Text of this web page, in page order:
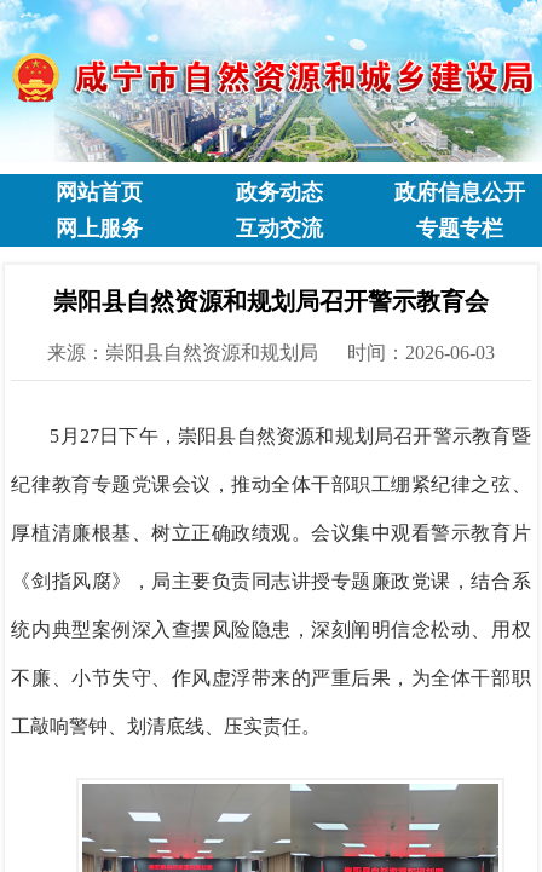
网站首页 政务动态
政府信息公开
网上服务
互动交流 专题专栏
崇阳县自然资源和规划局召开警示教育会
来源：崇阳县自然资源和规划局 时间：2026-06-03
5月27日下午，崇阳县自然资源和规划局召开警示教育暨
纪律教育专题党课会议，推动全体干部职工绷紧纪律之弦、
厚植清廉根基、树立正确政绩观。会议集中观看警示教育片
《剑指风腐》，局主要负责同志讲授专题廉政党课，结合系
统内典型案例深入查摆风险隐患，深刻阐明信念松动、用权
不廉、小节失守、作风虚浮带来的严重后果，为全体干部职
工敲响警钟、划清底线、压实责任。